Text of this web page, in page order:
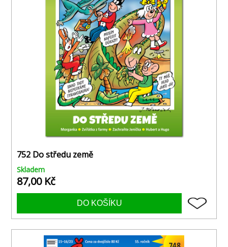
752 Do středu země
Skladem
87,00 Kč